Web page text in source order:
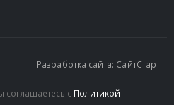
Разработка сайта: СайтСтарт
соглашаетесь с Политикой